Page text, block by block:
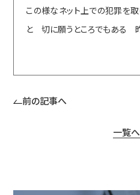
この様なネット上での犯罪を
と 切に願うところでもある
前の記事へ
一覧